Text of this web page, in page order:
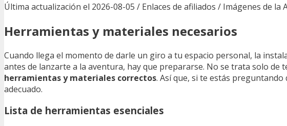
Última actualización el 2026-08-05 / Enlaces de afiliados / Imágenes de la
Herramientas y materiales necesarios
Cuando llega el momento de darle un giro a tu espacio personal, la
antes de lanzarte a la aventura, hay que prepararse. No se trata solo
herramientas y materiales correctos. Así que, si te estás
adecuado.
Lista de herramientas esenciales